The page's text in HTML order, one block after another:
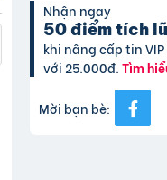
Nhận ngay
50 điểm tích
khi nâng cấp tin
với 25.000đ.Tìm
Mời bạn bè: